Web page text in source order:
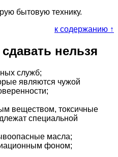
бытовую технику.
к содержанию ↑
нельзя
служб;
являются чужой
веществом, токсичные
специальной
масла;
фоном;